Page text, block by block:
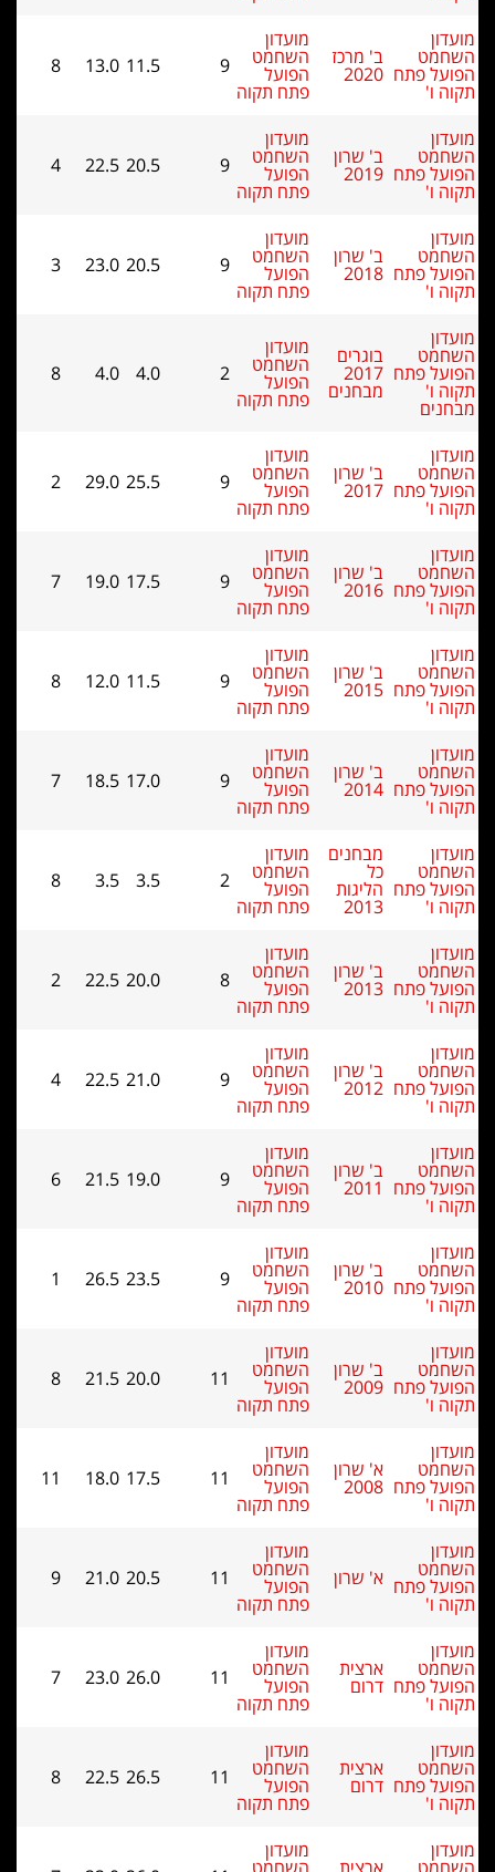
מועדון
השחמט
הפועל
פתח תקוה
9
11.5
13.0
8
מועדון
השחמט
הפועל
פתח תקוה
9
20.5
22.5
4
מועדון
השחמט
הפועל
פתח תקוה
9
20.5
23.0
3
מועדון
השחמט
הפועל
פתח תקוה
2
4.0
4.0
8
מועדון
השחמט
הפועל
פתח תקוה
9
25.5
29.0
2
מועדון
השחמט
הפועל
פתח תקוה
9
17.5
19.0
7
מועדון
השחמט
הפועל
פתח תקוה
9
11.5
12.0
8
מועדון
השחמט
הפועל
פתח תקוה
9
17.0
18.5
7
מועדון
השחמט
הפועל
פתח תקוה
2
3.5
3.5
8
מועדון
השחמט
הפועל
פתח תקוה
8
20.0
22.5
2
מועדון
השחמט
הפועל
פתח תקוה
9
21.0
22.5
4
מועדון
השחמט
הפועל
פתח תקוה
9
19.0
21.5
6
מועדון
השחמט
הפועל
פתח תקוה
9
23.5
26.5
1
מועדון
השחמט
הפועל
פתח תקוה
11
20.0
21.5
8
מועדון
השחמט
הפועל
פתח תקוה
11
17.5
18.0
11
מועדון
השחמט
הפועל
פתח תקוה
11
20.5
21.0
9
מועדון
השחמט
הפועל
פתח תקוה
11
26.0
23.0
7
מועדון
השחמט
הפועל
פתח תקוה
11
26.5
22.5
8
מועדון